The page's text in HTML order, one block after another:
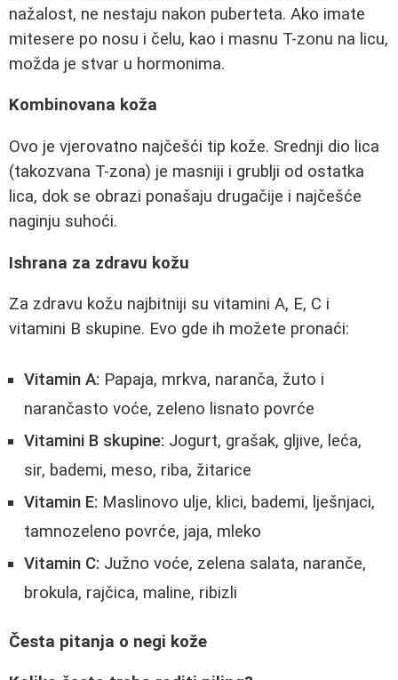
nažalost, ne nestaju nakon puberteta. Ako imate
mitesere po nosu i čelu, kao i masnu T-zonu na licu,
možda je stvar u hormonima.
Kombinovana koža
Ovo je vjerovatno najčešći tip kože. Srednji dio lica
(takozvana T-zona) je masniji i grublji od ostatka
lica, dok se obrazi ponašaju drugačije i najčešće
naginju suhoći.
Ishrana za zdravu kožu
Za zdravu kožu najbitniji su vitamini A, E, C i
vitamini B skupine. Evo gde ih možete pronaći:
Vitamin A: Papaja, mrkva, naranča, žuto i
narančasto voće, zeleno lisnato povrće
Vitamini B skupine: Jogurt, grašak, gljive, leća,
sir, bademi, meso, riba, žitarice
Vitamin E: Maslinovo ulje, klici, bademi, lješnjaci,
tamnozeleno povrće, jaja, mleko
Vitamin C: Južno voće, zelena salata, naranče,
brokula, rajčica, maline, ribizli
Česta pitanja o negi kože